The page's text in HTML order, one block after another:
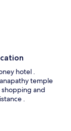
hotel .
temple
and
.